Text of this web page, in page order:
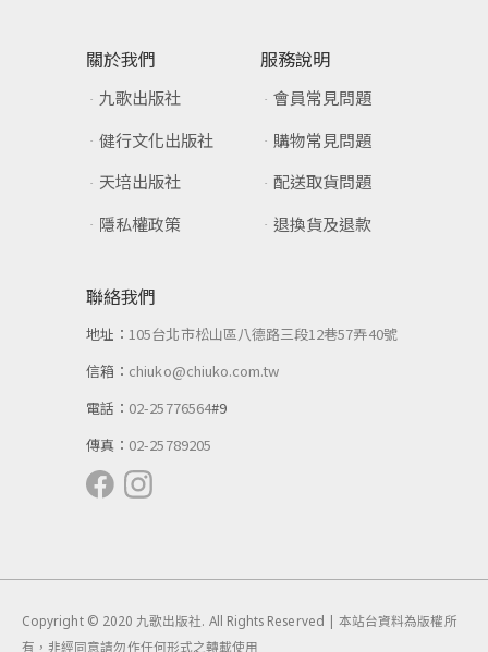
關於我們
九歌出版社
健行文化出版社
天培出版社
隱私權政策
服務說明
會員常見問題
購物常見問題
配送取貨問題
退換貨及退款
聯絡我們
地址：105台北市松山區八德路三段12巷57弄40號
信箱： chiuko@chiuko.com.tw
電話： 02-25776564#9
傳真： 02-25789205
Copyright © 2020 九歌出版社. All Rights Reserved | 本站台資料為版權所
有，非經同意請勿作任何形式之轉載使用